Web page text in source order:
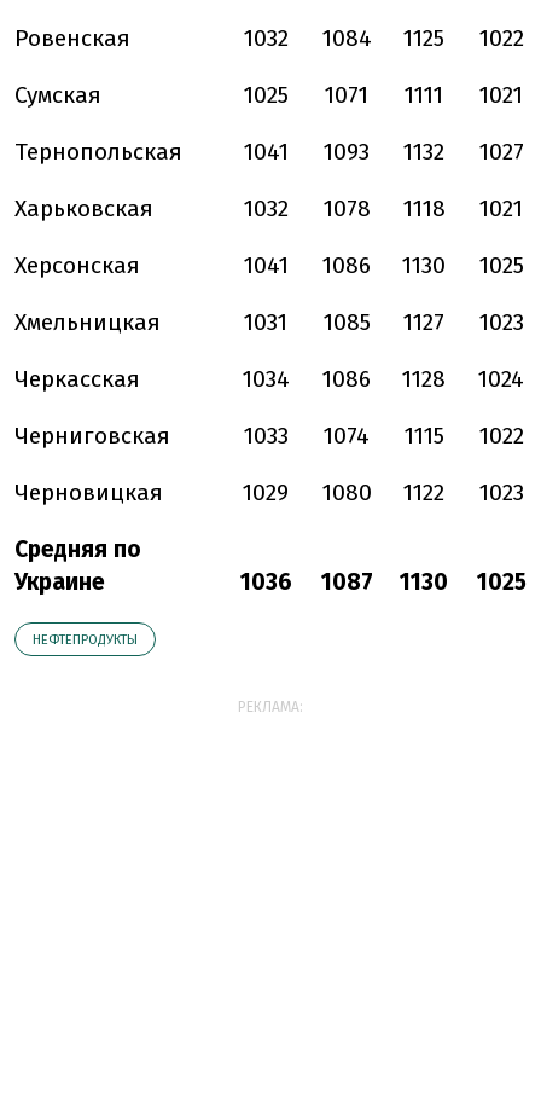
Ровенская 1032 1084 1125 1022
Сумская 1025 1071 1111 1021
Тернопольская 1041 1093 1132 1027
Харьковская 1032 1078 1118 1021
Херсонская 1041 1086 1130 1025
Хмельницкая 1031 1085 1127 1023
Черкасская 1034 1086 1128 1024
Черниговская 1033 1074 1115 1022
Черновицкая 1029 1080 1122 1023
Средняя по
Украине
1036 1087 1130 1025
НЕФТЕПРОДУКТЫ
РЕКЛАМА: